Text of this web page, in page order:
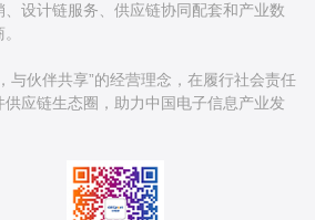
设计链服务、供应链协同配套和产业数
与伙伴共享”的经营理念，在履行社会责任
应链生态圈，助力中国电子信息产业发